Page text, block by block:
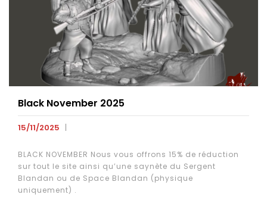
Black November 2025
15/11/2025
BLACK NOVEMBER Nous vous offrons 15% de réduction
sur tout le site ainsi qu’une saynète du Sergent
Blandan ou de Space Blandan (physique
uniquement) .